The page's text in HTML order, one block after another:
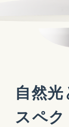
自然光
スペ